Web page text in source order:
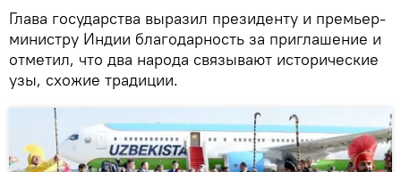
Глава государства выразил президенту и премьер-
министру Индии благодарность за приглашение и
отметил, что два народа связывают исторические
узы, схожие традиции.